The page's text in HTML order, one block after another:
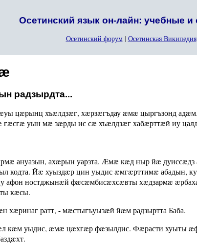
Осетинский язык он-лайн: учебные
Осетинский форум| Осетинская Википедия
радзырдта...
цæрынц хъæлдзæг, хæрзæгъдау æмæ цыргъзонд
уын мæ зæрды ис сæ хъæлдзæг хабæрттæй иу
ануазын, ахæрын уарзта. Æмæ кæд ныр йæ
кодта. Йæ хуыздæр цин уыдис æмгæрттимæ абадын,
афон ностджынæй фæсæмбисæхсæвты хæдзармæ
кæсы.
хæринаг ратт, - мæстыгъуызæй йæм радзыртта Баба.
кæм уыдис, æмæ цæхгæр фæзылдис. Фæрасти хуыты